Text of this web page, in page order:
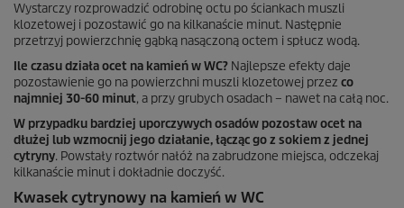
Wystarczy rozprowadzić odrobinę octu po ściankach muszli
klozetowej i pozostawić go na kilkanaście minut. Następnie
przetrzyj powierzchnię gąbką nasączoną octem i spłucz wodą.
Ile czasu działa ocet na kamień w WC? Najlepsze efekty daje
pozostawienie go na powierzchni muszli klozetowej przez co
najmniej 30-60 minut, a przy grubych osadach – nawet na całą noc.
W przypadku bardziej uporczywych osadów pozostaw ocet na
dłużej lub wzmocnij jego działanie, łącząc go z sokiem z jednej
cytryny. Powstały roztwór nałóż na zabrudzone miejsca, odczekaj
kilkanaście minut i dokładnie doczyść.
Kwasek cytrynowy na kamień w WC